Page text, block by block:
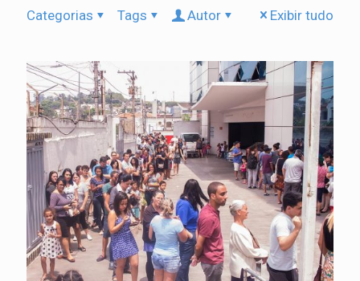
Categorias Tags Autor Exibir tudo